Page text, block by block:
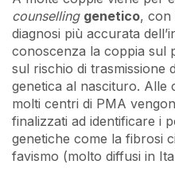
counselling genetico, con
diagnosi più accurata
conoscenza la coppia sul
sul rischio di trasmissione
genetica al nascituro. Alle
molti centri di PMA
finalizzati ad identificare i
genetiche come la fibrosi
favismo (molto diffusi in